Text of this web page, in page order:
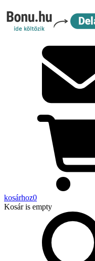
kosárhoz0
Kosáris empty